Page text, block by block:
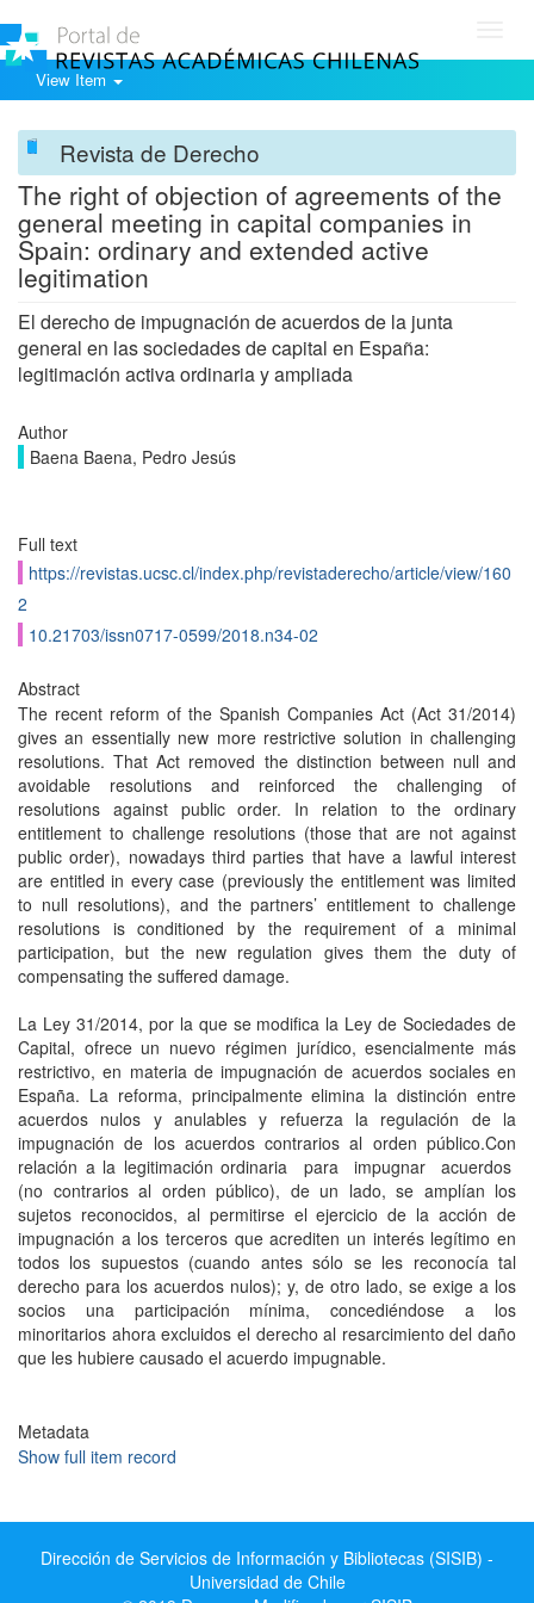
View Item
Revista de Derecho
The right of objection of agreements of the
general meeting in capital companies in
Spain: ordinary and extended active
legitimation
El derecho de impugnación de acuerdos de la junta
general en las sociedades de capital en España:
legitimación activa ordinaria y ampliada
Author
Baena Baena, Pedro Jesús
Full text
https://revistas.ucsc.cl/index.php/revistaderecho/article/view/160
2
10.21703/issn0717-0599/2018.n34-02
Abstract
The recent reform of the Spanish Companies Act (Act 31/2014)
gives an essentially new more restrictive solution in challenging
resolutions. That Act removed the distinction between null and
avoidable resolutions and reinforced the challenging of
resolutions against public order. In relation to the ordinary
entitlement to challenge resolutions (those that are not against
public order), nowadays third parties that have a lawful interest
are entitled in every case (previously the entitlement was limited
to null resolutions), and the partners’ entitlement to challenge
resolutions is conditioned by the requirement of a minimal
participation, but the new regulation gives them the duty of
compensating the suffered damage.
La Ley 31/2014, por la que se modifica la Ley de Sociedades de
Capital, ofrece un nuevo régimen jurídico, esencialmente más
restrictivo, en materia de impugnación de acuerdos sociales en
España. La reforma, principalmente elimina la distinción entre
acuerdos nulos y anulables y refuerza la regulación de la
impugnación de los acuerdos contrarios al orden público.Con
relación a la legitimación ordinaria para impugnar acuerdos
(no contrarios al orden público), de un lado, se amplían los
sujetos reconocidos, al permitirse el ejercicio de la acción de
impugnación a los terceros que acrediten un interés legítimo en
todos los supuestos (cuando antes sólo se les reconocía tal
derecho para los acuerdos nulos); y, de otro lado, se exige a los
socios una participación mínima, concediéndose a los
minoritarios ahora excluidos el derecho al resarcimiento del daño
que les hubiere causado el acuerdo impugnable.
Metadata
Show full item record
Dirección de Servicios de Información y Bibliotecas (SISIB) -
Universidad de Chile